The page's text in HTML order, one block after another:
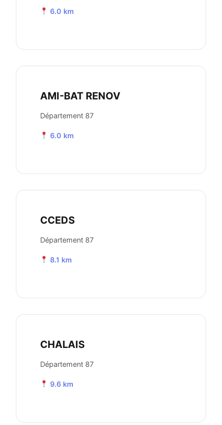
6.0 km
AMI-BAT RENOV
Département 87
6.0 km
CCEDS
Département 87
8.1 km
CHALAIS
Département 87
9.6 km